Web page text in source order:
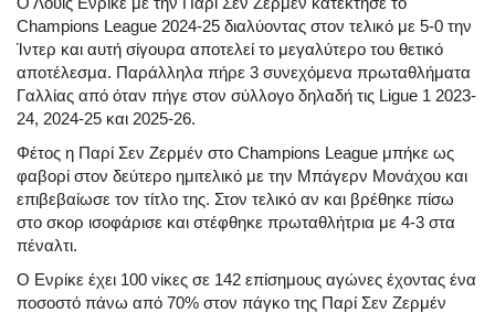
Champions League 2024-25 διαλύοντας στον τελικό με 5-0 την
Ίντερ και αυτή σίγουρα αποτελεί το μεγαλύτερο του θετικό
αποτέλεσμα. Παράλληλα πήρε 3 συνεχόμενα πρωταθλήματα
Γαλλίας από όταν πήγε στον σύλλογο δηλαδή τις Ligue 1 2023-
24, 2024-25 και 2025-26.
Φέτος η Παρί Σεν Ζερμέν στο Champions League μπήκε ως
φαβορί στον δεύτερο ημιτελικό με την Μπάγερν Μονάχου και
επιβεβαίωσε τον τίτλο της. Στον τελικό αν και βρέθηκε πίσω
στο σκορ ισοφάρισε και στέφθηκε πρωταθλήτρια με 4-3 στα
πέναλτι.
Ο Ενρίκε έχει 100 νίκες σε 142 επίσημους αγώνες έχοντας ένα
ποσοστό πάνω από 70% στον πάγκο της Παρί Σεν Ζερμέν